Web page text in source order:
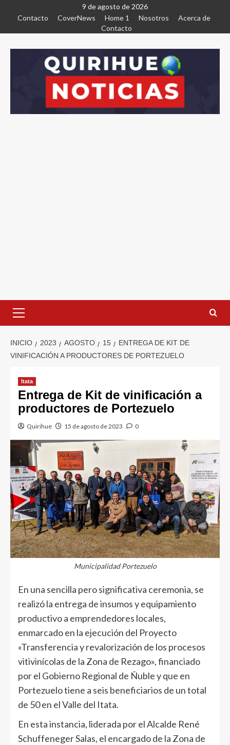
9 de agosto de 2026
Contacto
CoverNews Home 1 Nosotros
Acerca de
Contacto
INICIO 2023 AGOSTO 15
ENTREGA DE KIT DE
VINIFICACIÓN A PRODUCTORES DE PORTEZUELO
Itata
Entrega de Kit de vinificación a
productores de Portezuelo
Quirihue 15 de agosto de 2023 0
Municipalidad Portezuelo
En una sencilla pero significativa ceremonia, se
realizó la entrega de insumos y equipamiento
productivo a emprendedores locales,
enmarcado en la ejecución del Proyecto
«Transferencia y revalorización de los procesos
vitivinícolas de la Zona de Rezago», financiado
por el Gobierno Regional de Ñuble y que en
Portezuelo tiene a seis beneficiarios de un total
de 50 en el Valle del Itata.
En esta instancia, liderada por el Alcalde René
Schuffeneger Salas, el encargado de la Zona de